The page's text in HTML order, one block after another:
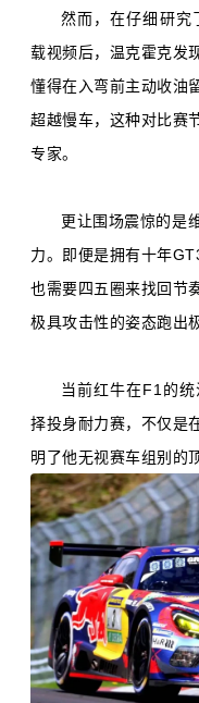
然而，在仔细研究
载视频后，温克霍克发
懂得在入弯前主动收油
超越慢车，这种对比赛
专家。
更让围场震惊的是
力。即便是拥有十年
也需要四五圈来找回节
极具攻击性的姿态跑出
当前红牛在F1的
择投身耐力赛，不仅是
明了他无视赛车组别的